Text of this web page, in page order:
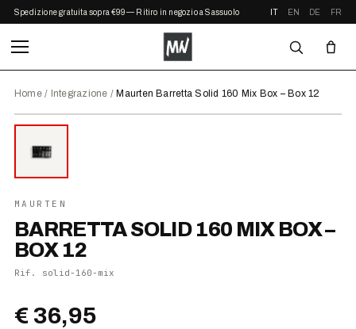
Spedizione gratuita sopra €99 — Ritiro in negozio a Sassuolo IT EN DE FR
Home/ Integrazione / Maurten Barretta Solid 160 Mix Box – Box 12
⤢ ZOOM
MAURTEN
BARRETTA SOLID 160 MIX BOX –
BOX 12
Rif. solid-160-mix
€ 36,95